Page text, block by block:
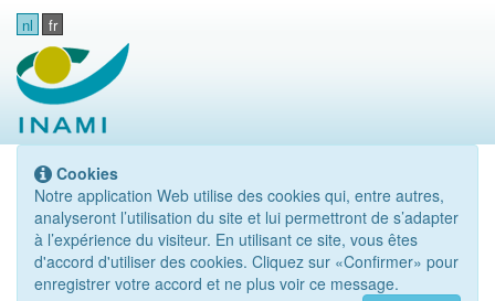
nl fr
Cookies
Notre application Web utilise des cookies qui, entre autres,
analyseront l’utilisation du site et lui permettront de s’adapter
à l’expérience du visiteur. En utilisant ce site, vous êtes
d'accord d'utiliser des cookies. Cliquez sur «Confirmer» pour
enregistrer votre accord et ne plus voir ce message.